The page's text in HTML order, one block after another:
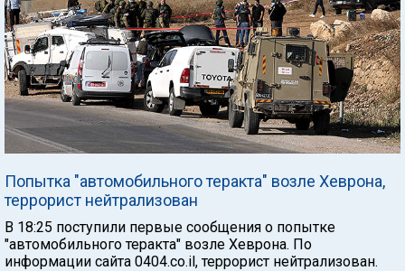
Попытка "автомобильного теракта" возле Хеврона,
террорист нейтрализован
В 18:25 поступили первые сообщения о попытке
"автомобильного теракта" возле Хеврона. По
информации сайта 0404.co.il, террорист нейтрализован.